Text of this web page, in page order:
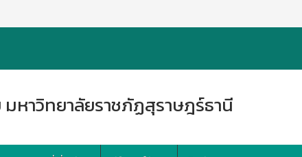
มหาวิทยาลัยราชภัฏสุราษฎร์ธานี